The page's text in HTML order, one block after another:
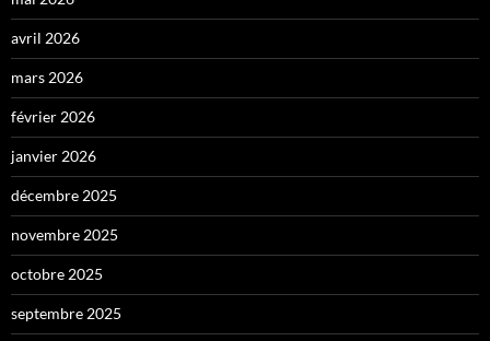
avril 2026
mars 2026
février 2026
janvier 2026
décembre 2025
novembre 2025
octobre 2025
septembre 2025